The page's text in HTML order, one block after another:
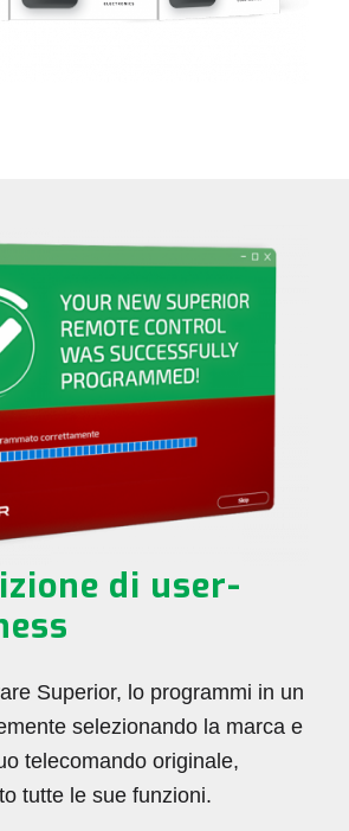
di user-
Superior, lo programmi in un
selezionando la marca e
telecomando originale,
tutte le sue funzioni.